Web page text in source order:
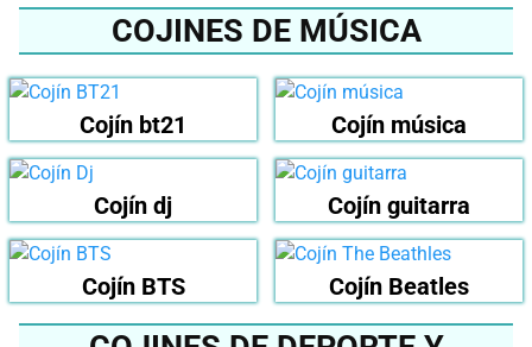
COJINES DE MÚSICA
Cojín bt21 Cojín música
Cojín dj Cojín guitarra
Cojín BTS Cojín Beatles